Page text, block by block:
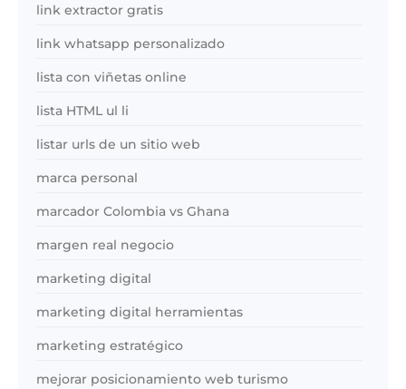
link extractor gratis
link whatsapp personalizado
lista con viñetas online
lista HTML ul li
listar urls de un sitio web
marca personal
marcador Colombia vs Ghana
margen real negocio
marketing digital
marketing digital herramientas
marketing estratégico
mejorar posicionamiento web turismo